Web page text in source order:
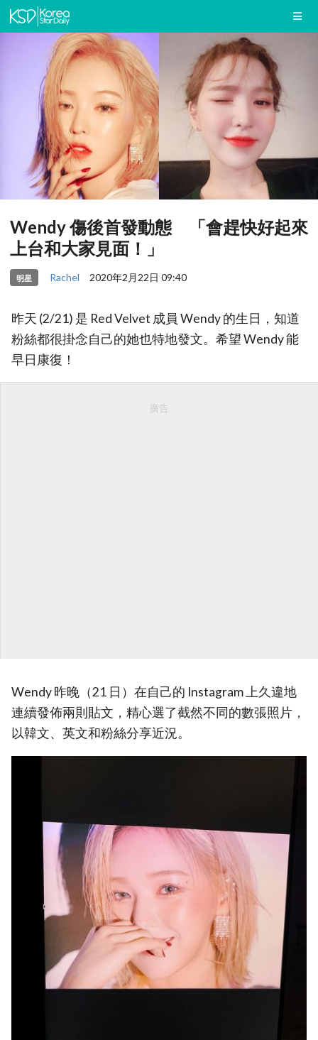
Wendy 傷後首發動態 「會趕快好起來
上台和大家見面！」
明星 Rachel 2020年2月22日 09:40
昨天 (2/21) 是 Red Velvet 成員 Wendy 的生日，知道
粉絲都很掛念自己的她也特地發文。希望 Wendy 能
早日康復！
廣告
Wendy 昨晚（21 日）在自己的 Instagram 上久違地
連續發佈兩則貼文，精心選了截然不同的數張照片，
以韓文、英文和粉絲分享近況。